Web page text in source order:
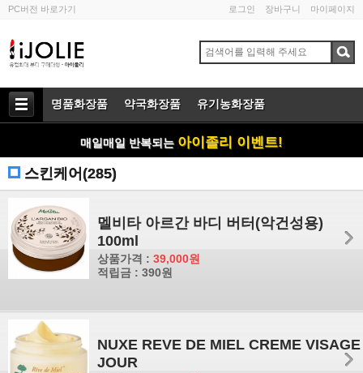
PC버전 바로가기 로그인 장바구니 마이페이지
명품화장품 약국화장품 유기농화장품
매일매일 반복되는 아이졸리 이벤트!
스킨케어(285)
멜비타 아르간 바디 버터(악건성용)
100ml
상품가격 : 39,000원
적립금 : 390원
NUXE REVE DE MIEL CREME VISAGE
JOUR